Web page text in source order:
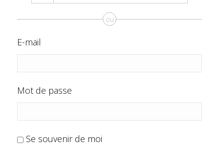
ou
E-mail
Mot de passe
Se souvenir de moi